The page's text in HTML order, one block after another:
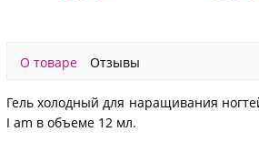
О товаре Отзывы
Гель холодный для наращивания
I am в объеме 12 мл.